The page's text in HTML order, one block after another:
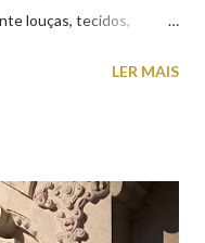
louças, tecidos,
funcionamento | Verão
Castelo (2019.10.25)
Feira Semanal
LER MAIS